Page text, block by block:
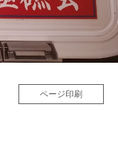
ページ印刷